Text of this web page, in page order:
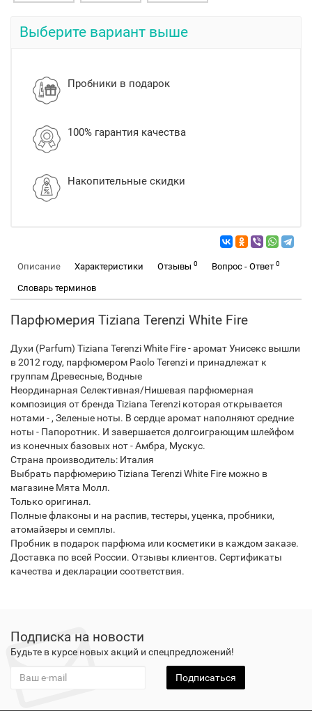
Выберите вариант выше
Пробники в подарок
100% гарантия качества
Накопительные скидки
Описание Характеристики Отзывы 0 Вопрос - Ответ 0
Словарь терминов
Парфюмерия Tiziana Terenzi White Fire
Духи (Parfum) Tiziana Terenzi White Fire - аромат Унисекс вышли
в 2012 году, парфюмером Paolo Terenzi и принадлежат к
группам Древесные, Водные
Неординарная Селективная/Нишевая парфюмерная
композиция от бренда Tiziana Terenzi которая открывается
нотами - , Зеленые ноты. В сердце аромат наполняют средние
ноты - Папоротник. И завершается долгоиграющим шлейфом
из конечных базовых нот - Амбра, Мускус.
Страна производитель: Италия
Выбрать парфюмерию Tiziana Terenzi White Fire можно в
магазине Мята Молл.
Только оригинал.
Полные флаконы и на распив, тестеры, уценка, пробники,
атомайзеры и семплы.
Пробник в подарок парфюма или косметики в каждом заказе.
Доставка по всей России. Отзывы клиентов. Сертификаты
качества и декларации соответствия.
Подписка на новости
Будьте в курсе новых акций и спецпредложений!
Подписаться